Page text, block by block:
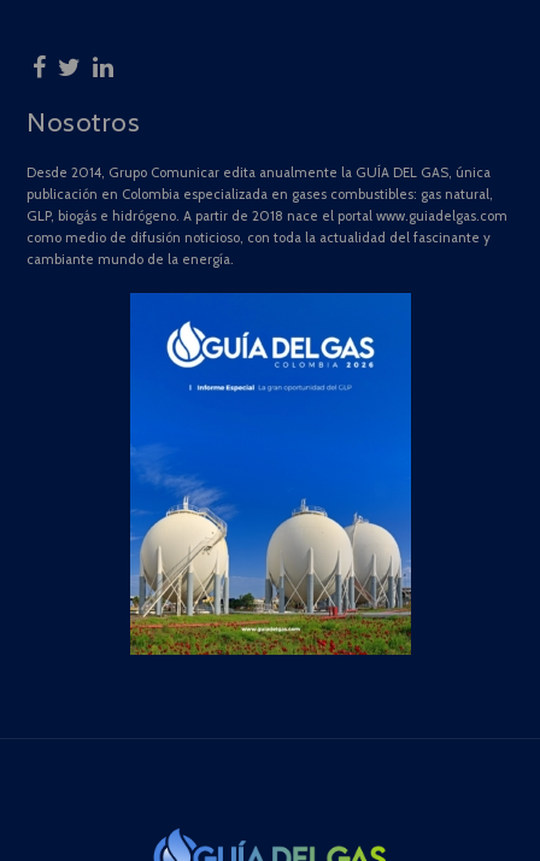
Nosotros
Desde 2014, Grupo Comunicar edita anualmente la GUÍA DEL GAS, única
publicación en Colombia especializada en gases combustibles: gas natural,
GLP, biogás e hidrógeno. A partir de 2018 nace el portal www.guiadelgas.com
como medio de difusión noticioso, con toda la actualidad del fascinante y
cambiante mundo de la energía.